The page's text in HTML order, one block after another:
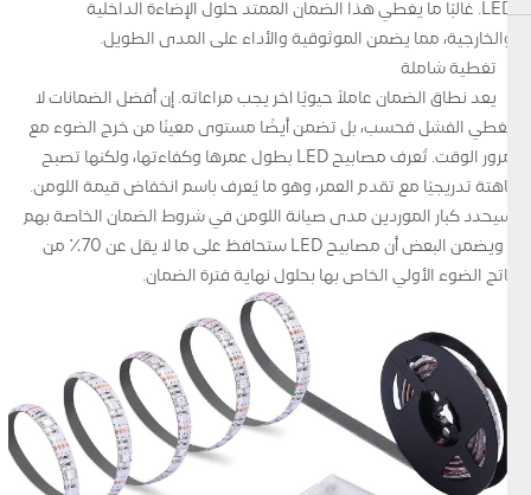
LED. غالبًا ما يغطي هذا الضمان الممتد حلول الإضاءة الداخلية
والخارجية، مما يضمن الموثوقية والأداء على المدى الطويل.
تغطية شاملة
يعد نطاق الضمان عاملاً حيويًا آخر يجب مراعاته. إن أفضل الضمانات لا
تغطي الفشل فحسب، بل تضمن أيضًا مستوى معينًا من خرج الضوء مع
مرور الوقت. تُعرف مصابيح LED بطول عمرها وكفاءتها، ولكنها تصبح
باهتة تدريجيًا مع تقدم العمر، وهو ما يُعرف باسم انخفاض قيمة اللومن.
سيحدد كبار الموردين مدى صيانة اللومن في شروط الضمان الخاصة بهم
- ويضمن البعض أن مصابيح LED ستحافظ على ما لا يقل عن 70٪ من
ناتج الضوء الأولي الخاص بها بحلول نهاية فترة الضمان.